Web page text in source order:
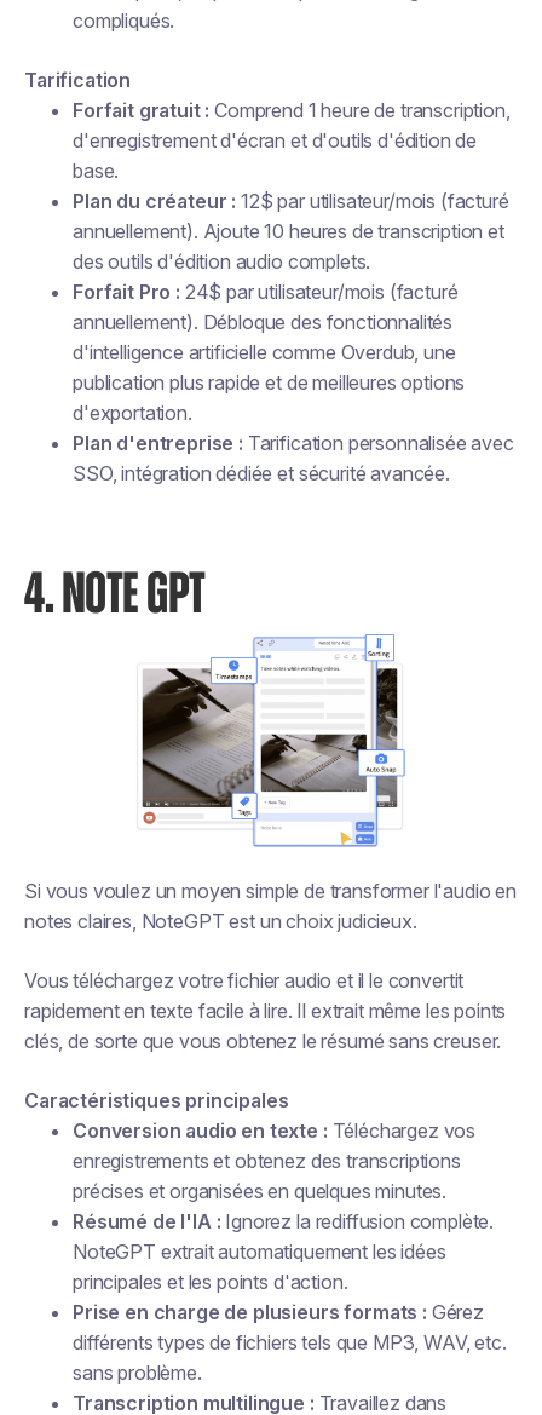
compliqués.
Tarification
Forfait gratuit : Comprend 1 heure de transcription,
d'enregistrement d'écran et d'outils d'édition de
base.
Plan du créateur : 12$ par utilisateur/mois (facturé
annuellement). Ajoute 10 heures de transcription et
des outils d'édition audio complets.
Forfait Pro : 24$ par utilisateur/mois (facturé
annuellement). Débloque des fonctionnalités
d'intelligence artificielle comme Overdub, une
publication plus rapide et de meilleures options
d'exportation.
Plan d'entreprise : Tarification personnalisée avec
SSO, intégration dédiée et sécurité avancée.
4. NOTE GPT
Si vous voulez un moyen simple de transformer l'audio en
notes claires, NoteGPT est un choix judicieux.
Vous téléchargez votre fichier audio et il le convertit
rapidement en texte facile à lire. Il extrait même les points
clés, de sorte que vous obtenez le résumé sans creuser.
Caractéristiques principales
Conversion audio en texte : Téléchargez vos
enregistrements et obtenez des transcriptions
précises et organisées en quelques minutes.
Résumé de l'IA : Ignorez la rediffusion complète.
NoteGPT extrait automatiquement les idées
principales et les points d'action.
Prise en charge de plusieurs formats : Gérez
différents types de fichiers tels que MP3, WAV, etc.
sans problème.
Transcription multilingue : Travaillez dans